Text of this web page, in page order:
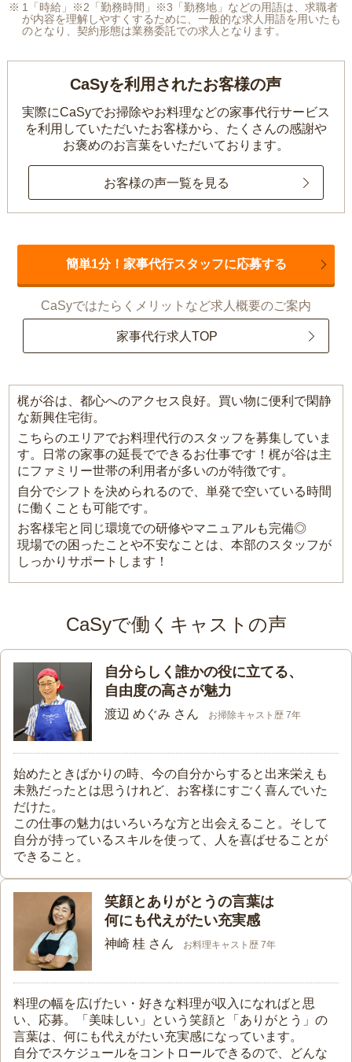
1「時給」※2「勤務時間」※3「勤務地」などの用語は、求職者
が内容を理解しやすくするために、一般的な求人用語を用いたも
のとなり、契約形態は業務委託での求人となります。
CaSyを利用されたお客様の声
実際にCaSyでお掃除やお料理などの家事代行サービス
を利用していただいたお客様から、 たくさんの感謝や
お褒めのお言葉をいただいております。
お客様の声一覧を見る
簡単1分！家事代行スタッフに応募する
CaSyではたらくメリットなど求人概要のご案内
家事代行求人TOP
梶が谷は、都心へのアクセス良好。買い物に便利で閑静
な新興住宅街。
こちらのエリアでお料理代行のスタッフを募集していま
す。日常の家事の延長でできるお仕事です！梶が谷は主
にファミリー世帯の利用者が多いのが特徴です。
自分でシフトを決められるので、単発で空いている時間
に働くことも可能です。
お客様宅と同じ環境での研修やマニュアルも完備◎
現場での困ったことや不安なことは、本部のスタッフが
しっかりサポートします！
CaSyで働くキャストの声
自分らしく誰かの役に立てる、
自由度の高さが魅力
渡辺 めぐみ さん お掃除キャスト歴 7年
始めたときばかりの時、今の自分からすると出来栄えも
未熟だったとは思うけれど、お客様にすごく喜んでいた
だけた。
この仕事の魅力はいろいろな方と出会えること。そして
自分が持っているスキルを使って、人を喜ばせることが
できること。
笑顔とありがとうの言葉は
何にも代えがたい充実感
神崎 桂 さん お料理キャスト歴 7年
料理の幅を広げたい・好きな料理が収入になればと思
い、応募。「美味しい」という笑顔と「ありがとう」の
言葉は、何にも代えがたい充実感になっています。
自分でスケジュールをコントロールできるので、どんな